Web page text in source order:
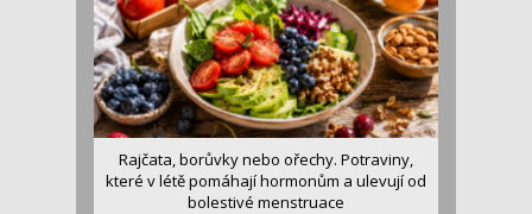
Rajčata, borůvky nebo ořechy. Potraviny,
které v létě pomáhají hormonům a ulevují od
bolestivé menstruace